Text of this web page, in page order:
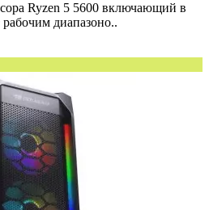
Ryzen 5 5600 включающий в
рабочим диапазоно..